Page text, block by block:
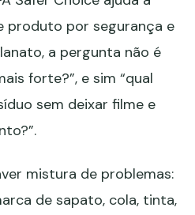
produto por segurança e
a pergunta não é
forte?”, e sim “qual
sem deixar filme e
mistura de problemas:
de sapato, cola, tinta,